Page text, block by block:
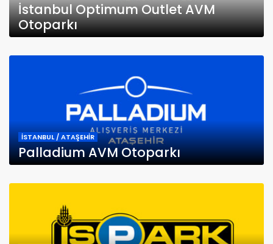
İstanbul Optimum Outlet AVM
Otoparkı
İSTANBUL / ATAŞEHİR
Palladium AVM Otoparkı